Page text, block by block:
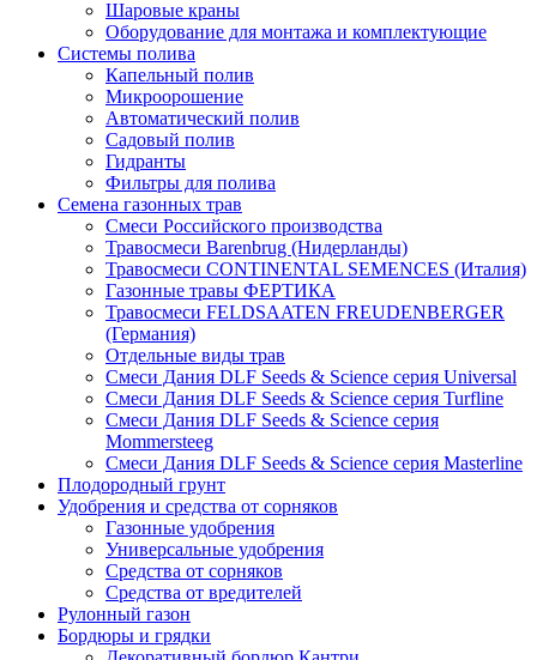
Шаровые краны
Оборудование для монтажа и комплектующие
Системы полива
Капельный полив
Микроорошение
Автоматический полив
Садовый полив
Гидранты
Фильтры для полива
Семена газонных трав
Смеси Российского производства
Травосмеси Barenbrug (Нидерланды)
Травосмеси CONTINENTAL SEMENCES (Италия)
Газонные травы ФЕРТИКА
Травосмеси FELDSAATEN FREUDENBERGER
(Германия)
Отдельные виды трав
Смеси Дания DLF Seeds & Sciеnce серия Universal
Смеси Дания DLF Seeds & Sciеnce серия Turfline
Смеси Дания DLF Seeds & Sciеnce серия
Mommersteeg
Смеси Дания DLF Seeds & Sciеnce серия Masterline
Плодородный грунт
Удобрения и средства от сорняков
Газонные удобрения
Универсальные удобрения
Средства от сорняков
Средства от вредителей
Рулонный газон
Бордюры и грядки